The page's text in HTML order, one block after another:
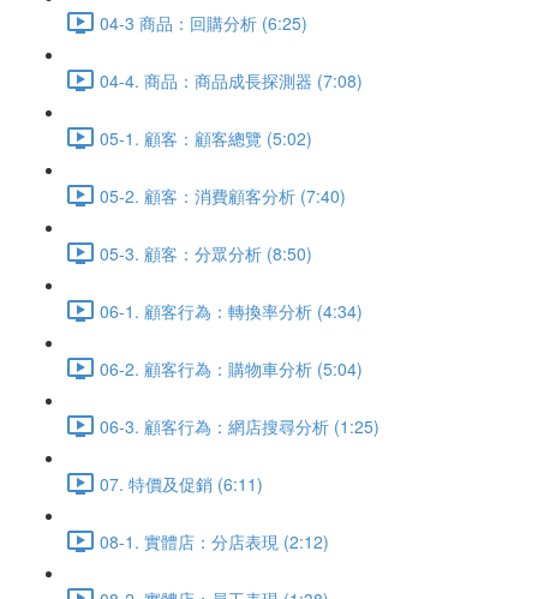
04-3 商品：回購分析 (6:25)
04-4. 商品：商品成長探測器 (7:08)
05-1. 顧客：顧客總覽 (5:02)
05-2. 顧客：消費顧客分析 (7:40)
05-3. 顧客：分眾分析 (8:50)
06-1. 顧客行為：轉換率分析 (4:34)
06-2. 顧客行為：購物車分析 (5:04)
06-3. 顧客行為：網店搜尋分析 (1:25)
07. 特價及促銷 (6:11)
08-1. 實體店：分店表現 (2:12)